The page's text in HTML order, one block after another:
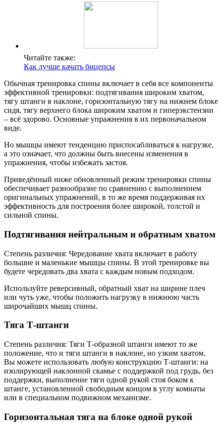
Читайте также:
Как лучше качать бицепсы
Обычная тренировка спины включает в себя все компоненты
эффективной тренировки: подтягивания широким хватом,
тягу штанги в наклоне, горизонтальную тягу на нижнем блоке
сидя, тягу верхнего блока широким хватом и гиперэкстензии
– всё здорово. Основные упражнения в их первоначальном
виде.
Но мышцы имеют тенденцию приспосабливаться к нагрузке,
а это означает, что должны быть внесены изменения в
упражнения, чтобы избежать застоя.
Приведённый ниже обновленный режим тренировки спины
обеспечивает разнообразие по сравнению с выполнением
оригинальных упражнений, в то же время поддерживая их
эффективность для построения более широкой, толстой и
сильной спины.
Подтягивания нейтральным и обратным хватом
Степень различия: Чередование хвата включает в работу
большие и маленькие мышцы спины. В этой тренировке вы
будете чередовать два хвата с каждым новым подходом.
Используйте реверсивный, обратный хват на ширине плеч
или чуть уже, чтобы положить нагрузку в нижнюю часть
широчайших мышц спины.
Тяга Т-штанги
Степень различия: Тяги Т-образной штанги имеют то же
положение, что и тяги штанги в наклоне, но узким хватом.
Вы можете использовать любую конструкцию Т-штанги: на
изолирующей наклонной скамье с поддержкой под грудь, без
поддержки, выполнение тяги одной рукой стоя боком к
штанге, установленной свободным концом в углу комнаты
или в специальном подвижном механизме.
Горизонтальная тяга на блоке одной рукой